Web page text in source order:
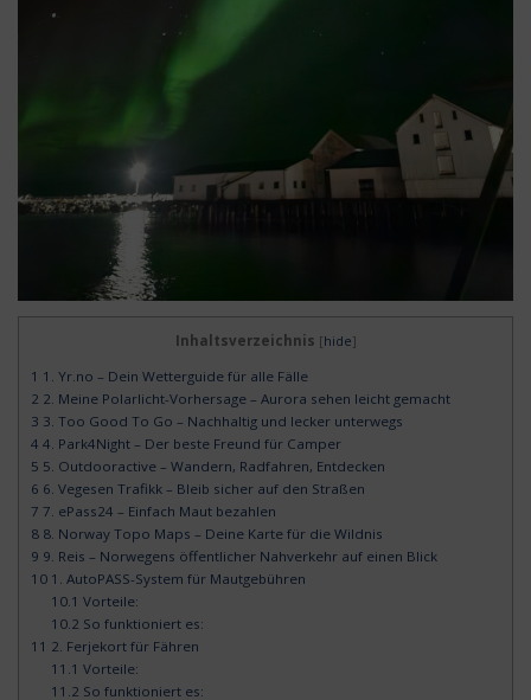
Inhaltsverzeichnis [hide]
1 1. Yr.no – Dein Wetterguide für alle Fälle
2 2. Meine Polarlicht-Vorhersage – Aurora sehen leicht gemacht
3 3. Too Good To Go – Nachhaltig und lecker unterwegs
4 4. Park4Night – Der beste Freund für Camper
5 5. Outdooractive – Wandern, Radfahren, Entdecken
6 6. Vegesen Trafikk – Bleib sicher auf den Straßen
7 7. ePass24 – Einfach Maut bezahlen
8 8. Norway Topo Maps – Deine Karte für die Wildnis
9 9. Reis – Norwegens öffentlicher Nahverkehr auf einen Blick
10 1. AutoPASS-System für Mautgebühren
10.1 Vorteile:
10.2 So funktioniert es:
11 2. Ferjekort für Fähren
11.1 Vorteile:
11.2 So funktioniert es: